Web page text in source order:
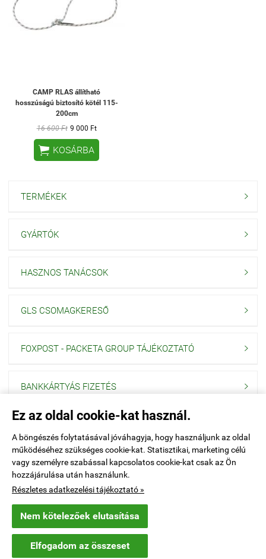
Ez az oldal cookie-kat használ.
A böngészés folytatásával jóváhagyja, hogy használjunk az oldal
működéséhez szükséges cookie-kat. Statisztikai, marketing célú
vagy személyre szabással kapcsolatos cookie-kat csak az Ön
hozzájárulása után használunk.
Részletes adatkezelési tájékoztató »
Nem kötelezőek elutasítása
Elfogadom az összeset
CAMP RLAS állítható
hosszúságú biztosító kötél 115-
200cm
16 600 Ft 9 000 Ft
 KOSÁRBA
TERMÉKEK 
GYÁRTÓK 
HASZNOS TANÁCSOK 
GLS CSOMAGKERESŐ 
FOXPOST - PACKETA GROUP TÁJÉKOZTATÓ 
BANKKÁRTYÁS FIZETÉS 
Navigáció
Saját fiók
Elérhetőségek
Webáruház készítés